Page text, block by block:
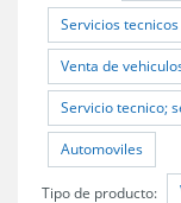
Servicios
Venta de
Servicio tecnico;
Automoviles
Tipo de producto: